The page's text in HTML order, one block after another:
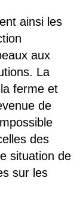
ainsi les
aux
La
ferme et
de
des
situation de
sur les